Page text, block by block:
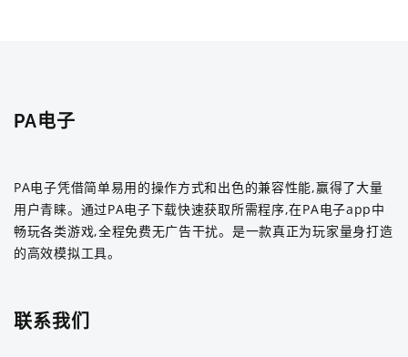
PA电子
PA电子凭借简单易用的操作方式和出色的兼容性能,赢得了大量
用户青睐。通过PA电子下载快速获取所需程序,在PA电子app中
畅玩各类游戏,全程免费无广告干扰。是一款真正为玩家量身打造
的高效模拟工具。
联系我们